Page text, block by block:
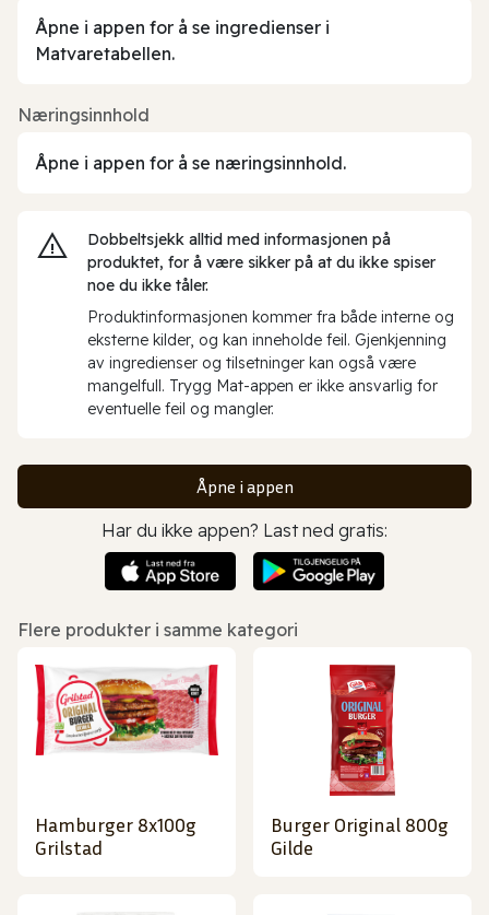
Åpne i appen for å se ingredienser i
Matvaretabellen.
Næringsinnhold
Åpne i appen for å se næringsinnhold.
Dobbeltsjekk alltid med informasjonen på
produktet, for å være sikker på at du ikke spiser
noe du ikke tåler.
Produktinformasjonen kommer fra både interne og
eksterne kilder, og kan inneholde feil. Gjenkjenning
av ingredienser og tilsetninger kan også være
mangelfull. Trygg Mat-appen er ikke ansvarlig for
eventuelle feil og mangler.
Åpne i appen
Har du ikke appen? Last ned gratis:
Flere produkter i samme kategori
Hamburger 8x100g
Grilstad
Burger Original 800g
Gilde